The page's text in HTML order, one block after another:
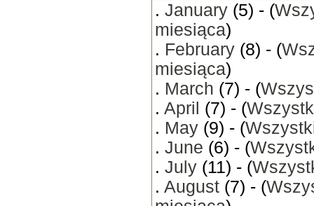
. January (5) - (
miesiąca)
. February (8) - (
miesiąca)
. March (7) - (
. April (7) - (
. May (9) - (
. June (6) - (
. July (11) - (
. August (7) - (